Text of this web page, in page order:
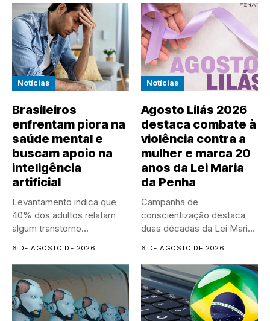
Notícias
Brasileiros
enfrentam piora na
saúde mental e
buscam apoio na
inteligência
artificial
Levantamento indica que
40% dos adultos relatam
algum transtorno
6 DE AGOSTO DE 2026
Notícias
Agosto Lilás 2026
destaca combate à
violência contra a
mulher e marca 20
anos da Lei Maria
da Penha
Campanha de
conscientização destaca
duas décadas da Lei Maria
6 DE AGOSTO DE 2026